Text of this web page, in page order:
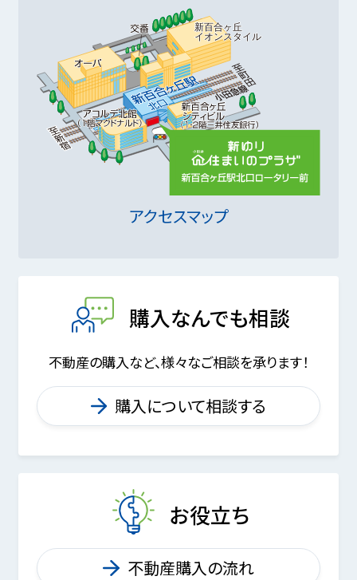
アクセスマップ
購入なんでも相談
不動産の購入など、様々なご相談を承ります！
購入について相談する
お役立ち
不動産購入の流れ